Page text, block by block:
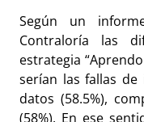
Según un
Contraloría las
estrategia
serían las fallas
datos (58.5%),
(58%). En ese